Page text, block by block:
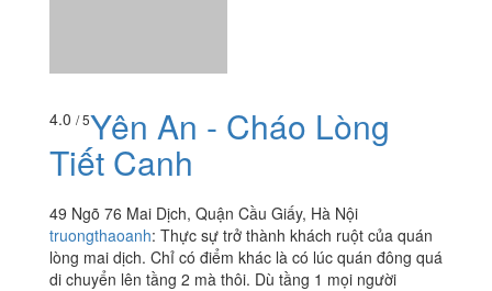
4.0 / 5Yên An - Cháo Lòng
Tiết Canh
49 Ngõ 76 Mai Dịch, Quận Cầu Giấy, Hà Nội
truongthaoanh: Thực sự trở thành khách ruột của quán
lòng mai dịch. Chỉ có điểm khác là có lúc quán đông quá
di chuyển lên tầng 2 mà thôi. Dù tầng 1 mọi người